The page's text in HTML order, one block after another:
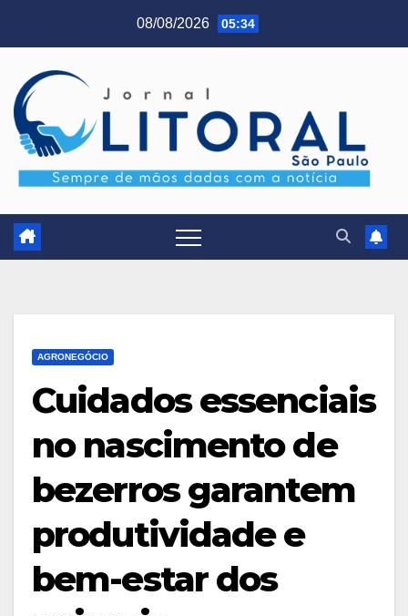
08/08/2026 05:34
AGRONEGÓCIO
Cuidados essenciais
no nascimento de
bezerros garantem
produtividade e
bem-estar dos